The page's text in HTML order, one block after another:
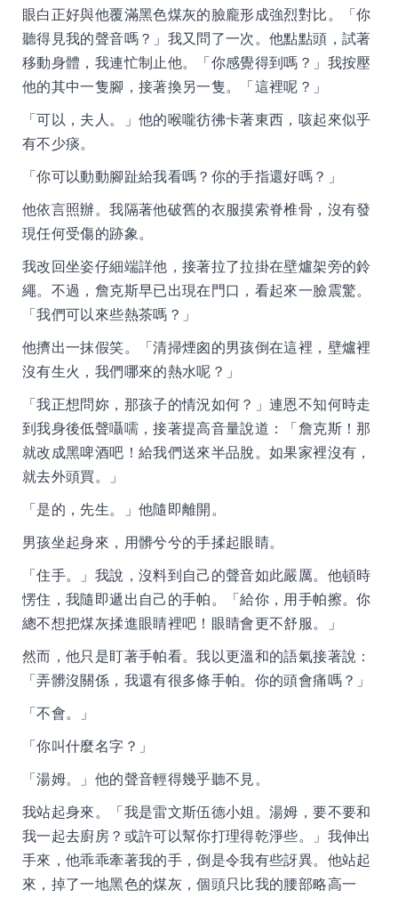
眼白正好與他覆滿黑色煤灰的臉龐形成強烈對比。「你
聽得見我的聲音嗎？」我又問了一次。他點點頭，試著
移動身體，我連忙制止他。「你感覺得到嗎？」我按壓
他的其中一隻腳，接著換另一隻。「這裡呢？」
「可以，夫人。」他的喉嚨彷彿卡著東西，咳起來似乎
有不少痰。
「你可以動動腳趾給我看嗎？你的手指還好嗎？」
他依言照辦。我隔著他破舊的衣服摸索脊椎骨，沒有發
現任何受傷的跡象。
我改回坐姿仔細端詳他，接著拉了拉掛在壁爐架旁的鈴
繩。不過，詹克斯早已出現在門口，看起來一臉震驚。
「我們可以來些熱茶嗎？」
他擠出一抹假笑。「清掃煙囪的男孩倒在這裡，壁爐裡
沒有生火，我們哪來的熱水呢？」
「我正想問妳，那孩子的情況如何？」連恩不知何時走
到我身後低聲囁嚅，接著提高音量說道：「詹克斯！那
就改成黑啤酒吧！給我們送來半品脫。如果家裡沒有，
就去外頭買。」
「是的，先生。」他隨即離開。
男孩坐起身來，用髒兮兮的手揉起眼睛。
「住手。」我說，沒料到自己的聲音如此嚴厲。他頓時
愣住，我隨即遞出自己的手帕。「給你，用手帕擦。你
總不想把煤灰揉進眼睛裡吧！眼睛會更不舒服。」
然而，他只是盯著手帕看。我以更溫和的語氣接著說：
「弄髒沒關係，我還有很多條手帕。你的頭會痛嗎？」
「不會。」
「你叫什麼名字？」
「湯姆。」他的聲音輕得幾乎聽不見。
我站起身來。「我是雷文斯伍德小姐。湯姆，要不要和
我一起去廚房？或許可以幫你打理得乾淨些。」我伸出
手來，他乖乖牽著我的手，倒是令我有些訝異。他站起
來，掉了一地黑色的煤灰，個頭只比我的腰部略高一